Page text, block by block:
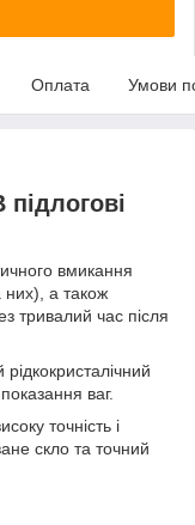
Оплата Умови
підлогові
вмикання
а також
тривалий час після
ваг.
точність і
скло та точний